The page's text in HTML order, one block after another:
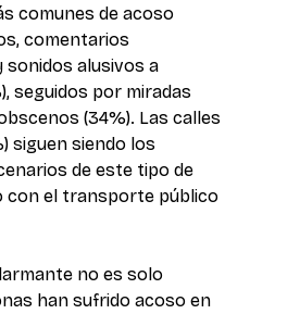
comunes de acoso
comentarios
sonidos alusivos a
seguidos por miradas
(34%). Las calles
siguen siendo los
de este tipo de
con el transporte público
no es solo
han sufrido acoso en